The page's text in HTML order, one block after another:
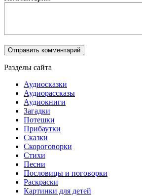
Разделы сайта
Аудиосказки
Аудиорассказы
Аудиокниги
Загадки
Потешки
Прибаутки
Сказки
Скороговорки
Стихи
Песни
Пословицы и поговорки
Раскраски
Картинки для детей